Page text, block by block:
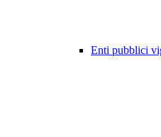
Enti pubblici